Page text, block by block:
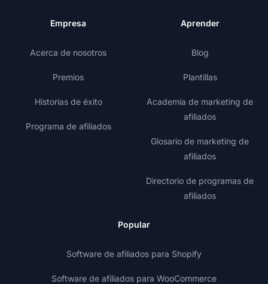
Empresa
Acerca de nosotros
Premios
Historias de éxito
Programa de afiliados
Aprender
Blog
Plantillas
Academia de marketing de
afiliados
Glosario de marketing de
afiliados
Directorio de programas de
afiliados
Popular
Software de afiliados para Shopify
Software de afiliados para WooCommerce